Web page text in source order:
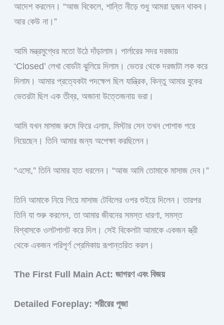
আদেশ করলেন। “আজ বিকেলে, শান্তি নীড়ে শুধু আমরা দুজন থাকব।
আর কেউ না।”
আমি মন্ত্রমুগ্ধের মতো উঠে দাঁড়ালাম। পার্লারের সদর দরজায়
‘Closed’ লেখা বোর্ডটা ঝুলিয়ে দিলাম। ভেতর থেকে দরজাটা লক করে
দিলাম। আমার প্রত্যেকটা পদক্ষেপ ছিল যান্ত্রিক, কিন্তু আমার বুকের
ভেতরটা ছিল এক তীব্র, অজানা উত্তেজনায় ভরা।
আমি যখন মাসাজ রুমে ফিরে এলাম, মিস্টার সেন তখন পোশাক পরে
নিয়েছেন। তিনি আমার জন্য অপেক্ষা করছিলেন।
“এসো,” তিনি আমার হাত ধরলেন। “আজ আমি তোমাকে মাসাজ দেব।”
তিনি আমাকে নিয়ে গিয়ে মাসাজ টেবিলের ওপর শুইয়ে দিলেন। তারপর
তিনি যা শুরু করলেন, তা আমার জীবনের সমস্ত ধারণা, সমস্ত
বিশ্বাসকে ওলটপালট করে দিল। সেই বিকেলটা আমাকে একজন স্ত্রী
থেকে একজন পরিপূর্ণ প্রেমিকায় রূপান্তরিত করল।
The First Full Main Act: জাগরণ এবং বিজয়
Detailed Foreplay: শরীরের পূজা